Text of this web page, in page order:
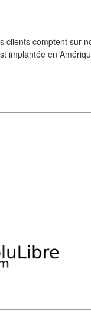
clients comptent sur
implantée en